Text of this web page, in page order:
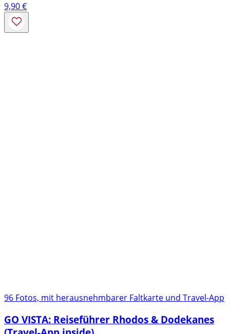
9,90€
96 Fotos, mit herausnehmbarer Faltkarte und Travel-App
GO VISTA: Reiseführer Rhodos & Dodekanes